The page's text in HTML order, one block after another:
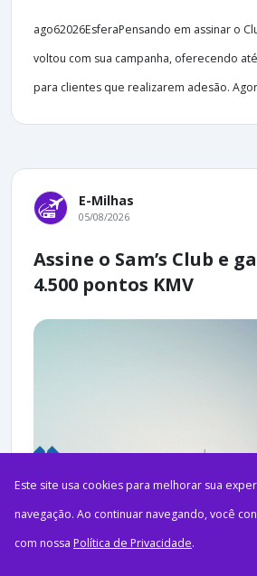
ago62026EsferaPensando em assinar o
voltou com sua campanha, oferecendo
para clientes que realizarem adesão.
E-Milhas
05/08/2026
Assine o Sam’s Club e
4.500 pontos KMV
Este site usa cookies para melhorar sua
navegação. Ao continuar navegando, você
com nossa Política de Privacidade.